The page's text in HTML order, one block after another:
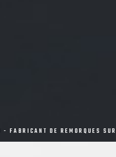
- FABRICANT DE REMORQUES